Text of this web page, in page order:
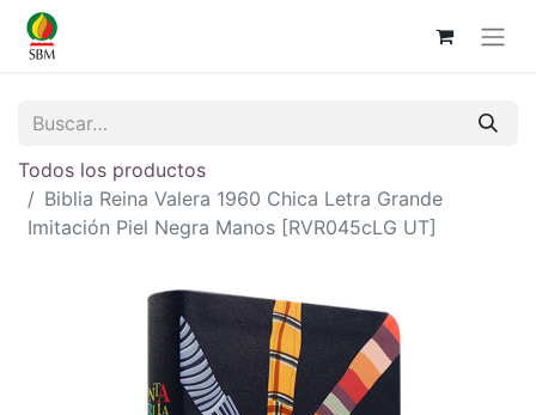
Todos los productos
Biblia Reina Valera 1960 Chica Letra Grande
Imitación Piel Negra Manos [RVR045cLG UT]